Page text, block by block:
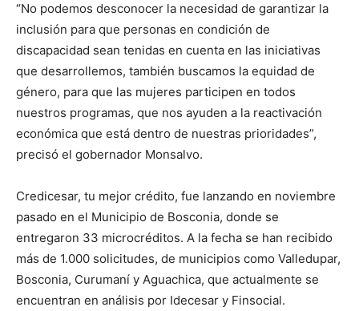
“No podemos desconocer la necesidad de garantizar la
inclusión para que personas en condición de
discapacidad sean tenidas en cuenta en las iniciativas
que desarrollemos, también buscamos la equidad de
género, para que las mujeres participen en todos
nuestros programas, que nos ayuden a la reactivación
económica que está dentro de nuestras prioridades”,
precisó el gobernador Monsalvo.
Credicesar, tu mejor crédito, fue lanzando en noviembre
pasado en el Municipio de Bosconia, donde se
entregaron 33 microcréditos. A la fecha se han recibido
más de 1.000 solicitudes, de municipios como Valledupar,
Bosconia, Curumaní y Aguachica, que actualmente se
encuentran en análisis por Idecesar y Finsocial.